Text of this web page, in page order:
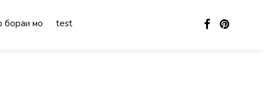
бораи мо test